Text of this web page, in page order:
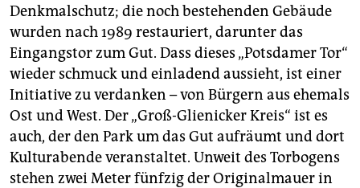
Denkmalschutz; die noch bestehenden Gebäude
wurden nach 1989 restauriert, darunter das
Eingangstor zum Gut. Dass dieses „Potsdamer Tor“
wieder schmuck und einladend aussieht, ist einer
Initiative zu verdanken – von Bürgern aus ehemals
Ost und West. Der „Groß-Glienicker Kreis“ ist es
auch, der den Park um das Gut aufräumt und dort
Kulturabende veranstaltet. Unweit des Torbogens
stehen zwei Meter fünfzig der Originalmauer in